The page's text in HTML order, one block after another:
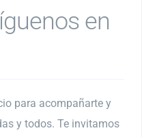
en
para acompañarte y
y todos. Te invitamos